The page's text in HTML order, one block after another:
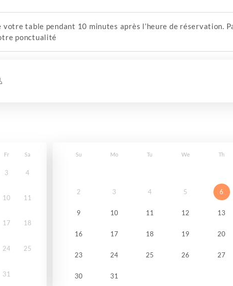
table pendant 10 minutes après l’heure de réservation.
ponctualité
Fr Sa
3 4
10 11
17 18
24 25
31
Su Mo Tu We Th
2 3 4 5 6
9 10 11 12 13
16 17 18 19 20
23 24 25 26 27
30 31